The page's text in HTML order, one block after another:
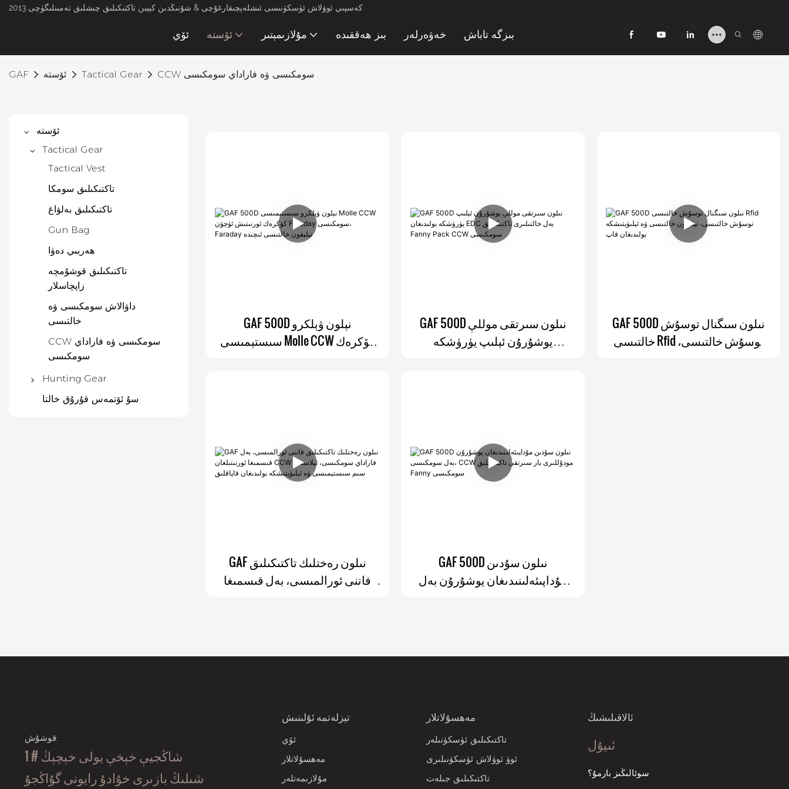
كەسپىي ئوۋلاش ئۈسكۈنىسى ئىشلەپچىقارغۇچى & شۇنىڭدىن كېيىن تاكتىكىلىق چىشلىق تەمىنلىگۈچى 2013
ئۆي ئۆستە مۇلازىمېتىر بىز ھەققىدە خەۋەرلەر بىزگە تاباش
GAF ئۆستە Tactical Gear CCW سومكىسى ۋە فاراداي سومكىسى
ئۆستە
Tactical Gear
Tactical Vest
تاكتىكىلىق سومكا
تاكتىكىلىق بەلۋاغ
Gun Bag
ھەربىي دەۋا
تاكتىكىلىق قوشۇمچە
زاپچاسلار
داۋالاش سومكىسى ۋە
خالتىسى
CCW سومكىسى ۋە فاراداي
سومكىسى
Hunting Gear
ئوۋ ئوۋلاش
سۇ ئۆتمەس قۇرۇق خالتا
GAF 500D نېلون ۋېلكرو
سىستېمىسى Molle CCW كۆكرەك
GAF 500D نىلون سىرتقى موللې
يوشۇرۇن ئېلىپ يۈرۈشكە
GAF 500D نىلون سىگنال توسۇش
خالتىسى Rfid توسۇش خالتىسى،
GAF نىلون رەختلىك تاكتىكىلىق
فاننى ئورالمىسى، بەل قىسمىغا
GAF 500D نىلون سۇدىن
مۇداپىئەلىنىدىغان يوشۇرۇن بەل
قوشۇش:
1 # شاڭجيې خېخې يولى خېچېڭ
شىلىڭ بازىرى خۇادۇ رايونى گۇاڭجۇ
تېزلەتمە ئۇلىنىش
ئۆي
مەھسۇلاتلار
مۇلازىمەتلەر
مەھسۇلاتلار
تاكتىكىلىق ئۈسكۈنىلەر
ئوۋ ئوۋلاش ئۈسكۈنىلىرى
تاكتىكىلىق جىلەت
ئالاقىلىشىڭ
ئىيۇل
سوئالىڭىز بارمۇ؟